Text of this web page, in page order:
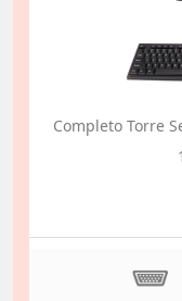
Completo Torre